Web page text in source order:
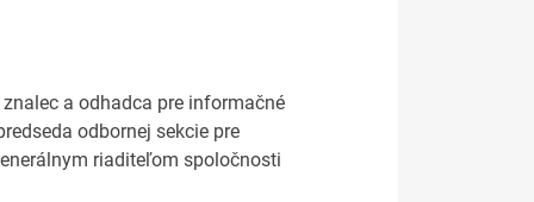
a odhadca pre informačné
odbornej sekcie pre
riaditeľom spoločnosti